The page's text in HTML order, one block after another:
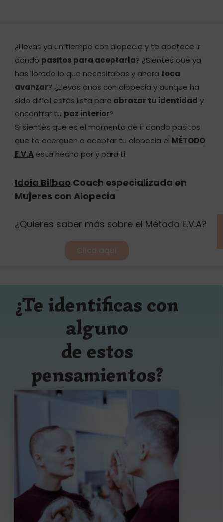
¿Llevas ya un tiempo con alopecia y te apetece ir
dando pasitos para aceptarla? ¿Sientes que ya
has llorado lo que necesitabas y ahora toca
avanzar? ¿Llevas años con alopecia y aunque ha
sido difícil estás lista para abrazar tu identidad y
encontrar tu paz interior?
Si sientes que es el momento de ir dando pasitos
que te acerquen a aceptar tu alopecia el MÉTODO
E.V.A está hecho por y para ti.
Idoia Bilbao Coach especializada en
Mujeres con Alopecia
¿Quieres saber más sobre el Método E.V.A?
Clica aquí
¿Te identificas con
alguno
de estos
pensamientos?